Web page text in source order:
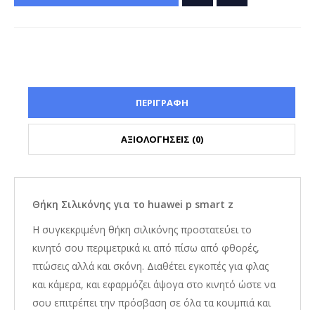
ΠΕΡΙΓΡΑΦΗ
ΑΞΙΟΛΟΓΗΣΕΙΣ (0)
Θήκη Σιλικόνης για το huawei p smart z
Η συγκεκριμένη θήκη σιλικόνης προστατεύει το
κινητό σου περιμετρικά κι από πίσω από φθορές,
πτώσεις αλλά και σκόνη. Διαθέτει εγκοπές για φλας
και κάμερα, και εφαρμόζει άψογα στο κινητό ώστε να
σου επιτρέπει την πρόσβαση σε όλα τα κουμπιά και